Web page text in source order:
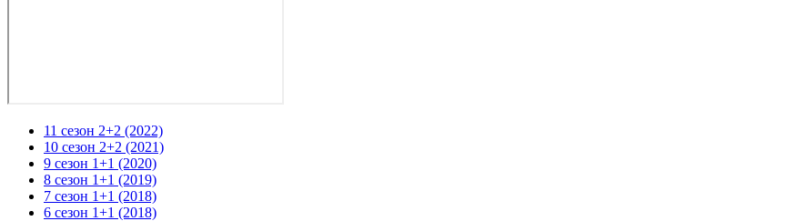
11 сезон 2+2 (2022)
10 сезон 2+2 (2021)
9 сезон 1+1 (2020)
8 сезон 1+1 (2019)
7 сезон 1+1 (2018)
6 сезон 1+1 (2018)